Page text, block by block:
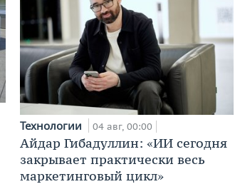
Технологии 04 авг, 00:00
Айдар Гибадуллин: «ИИ сегодня
закрывает практически весь
маркетинговый цикл»